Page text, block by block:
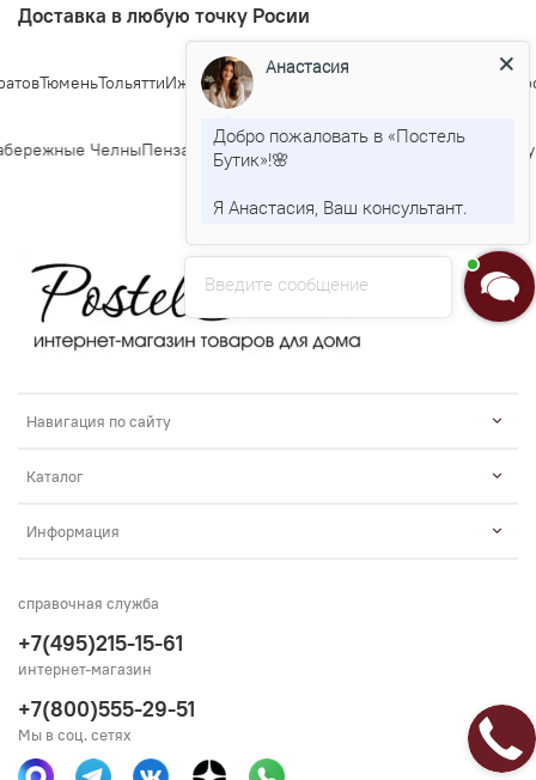
Доставка в любую точку Росии
ТюменьТольяттиИжевскБарнаул
ЧелныПензаЛипецк Киров
Навигация по сайту
Каталог
Информация
справочная служба
+7(495)215-15-61
интернет-магазин
+7(800)555-29-51
Мы в соц. сетях
Введите сообщение
Анастасия
Добро пожаловать в «Постель
Бутик»!🌸
Я Анастасия, Ваш консультант.